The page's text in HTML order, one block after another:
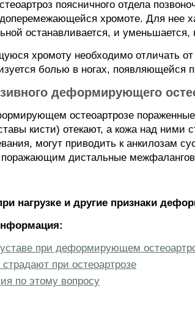
поясничного отдела
хромоте. Для нее
останавливается, и
хромоту необходимо отличать
болью в ногах,
деформирующего
остеоартрозе
кисти) отекают, а кожа над ними
могут приводить к анкилозам
дистальные
нагрузке и другие признаки
при деформирующем
при остеоартрозе
по этому вопросу